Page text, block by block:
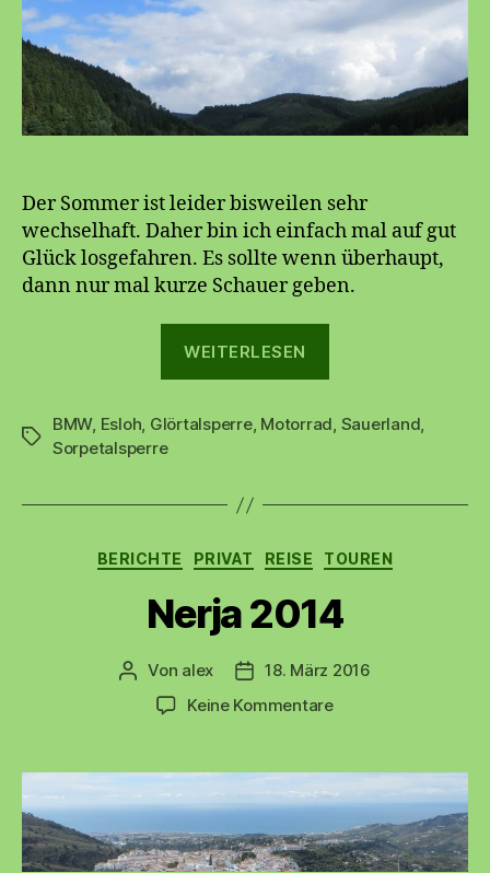
Der Sommer ist leider bisweilen sehr
wechselhaft. Daher bin ich einfach mal auf gut
Glück losgefahren. Es sollte wenn überhaupt,
dann nur mal kurze Schauer geben.
WEITERLESEN
Schlagwörter
BMW, Esloh, Glörtalsperre, Motorrad, Sauerland,
Sorpetalsperre
Kategorien
BERICHTE PRIVAT REISE TOUREN
Nerja 2014
Beitragsautor
Von alex Beitragsdatum
18. März 2016
Keine Kommentarezu